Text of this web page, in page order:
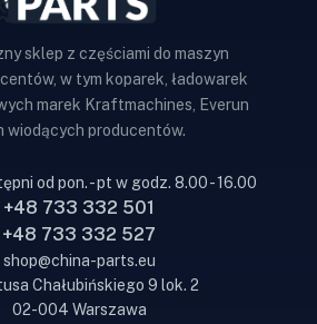
sklep z częściami do maszyn
w tym koparek, ładowarek
marek Kraftmachines, Everun
wiodących producentów.
od pon. - pt w godz. 8.00 - 16.00
+48 733 332 501
+48 733 332 527
shop@china-parts.eu
Chałubińskiego 9 lok. 2
02-004 Warszawa